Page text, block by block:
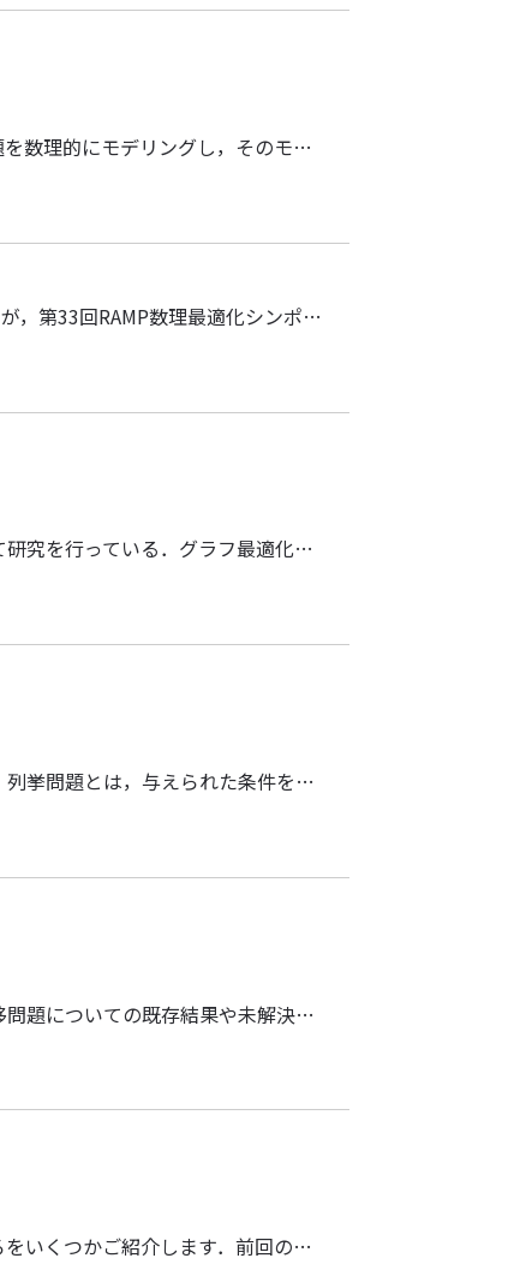
現実世界の問題を解決する一般的手法のひとつとして，問題を数理的にモデリングし，そのモデルに対して最適化アルゴリズムを適用するという方法がある．このような文脈においては，最適化アルゴリズムはひとつの (近似) 最適解を求めることが一般的である．しかしながら，このような数理的モデルは現実世界を正確には反映できておらず，モデルの上でひとつの最適解を得ても，現実世界の問題の解決につながるとは限らない．（近似）最適解を複数求めて，その中から実問題に適するものを選ぶことが考えられるが，一般にそのような解は類似していることが多く，このような目的にはあまり意味をなさない．このような現実世界の問題と数理モデルとの間のギャップを解消するために，複数の「多様な」解を求める研究が行われている．本講演では，組合せ最適化問題における「多様な解」を発見するための最近の取り組みについて紹介する．
A01班の 小林 靖明（京都大学）と 大舘 陽太（名古屋大学）が，第33回RAMP数理最適化シンポジウム (RAMP 2021) にて講演します． 小林 靖明（京都大学, A01班）「疎グラフに対するアルゴリズム的メタ定理」 大舘 陽太（名古屋大学, A01班）「グラフの幅パラメータを用いたアルゴリズム設計について」 参加お申込みは，研究部会のWebサイトをご覧ください． 第33回RAMP数理最適化シンポジウム (RAMP 2021)
講演者は，グラフ最適化問題についての計算複雑性について研究を行っている．グラフ最適化問題の中で，特徴Pをもつ最大誘導部分グラフ探索問題 (Maximum Induced Subgraph with Property P) がある．例えば，特徴が独立集合であるとき，この問題は最大独立頂点集合問題としてみることができる．グラフGが特徴Pを持ち，グラフGにおいてどの誘導部分グラフも特徴Pを持つとき，その特徴Pは遺伝性があるという．この最大誘導部分グラフ探索問題は，特徴Pが遺伝性を持つとき，一般グラフにおいて近似困難であることが知られている．本講演では，遺伝性を持たない正則性などを特徴とした最大誘導部分グラフ探索問題に対して，入力グラフの構造を制限したときの計算複雑性について紹介する．
組合せ遷移の隣接分野の一つとして列挙問題が挙げられる．列挙問題とは，与えられた条件を満たす解を漏れなく重複なく出力する問題であり，理論計算機科学では基礎的な分野である．列挙問題を解くためのアルゴリズムを構成するためのいくつかのフレームワークがこれまで提案されてきたが，その一つとして超グラフ技法と呼ばれるものがある．超グラフ技法で構成されたアルゴリズムは，解を頂点とする解グラフ上を探索することで解を列挙するものであり，組合せ遷移とつながりが予想される．本講演では，超グラフ技法を用いた列挙アルゴリズムの構成方法について，その概要を紹介する．
主にグラフクラスと幅パラメータの視点から，独立集合遷移問題についての既存結果や未解決問題を紹介します．
組合せ遷移のアルゴリズムの手法について，代表的なところをいくつかご紹介します．前回の勉強会に参加していなくても構いません．